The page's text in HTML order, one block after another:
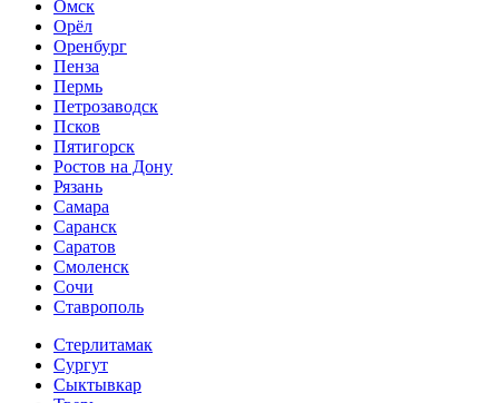
Омск
Орёл
Оренбург
Пенза
Пермь
Петрозаводск
Псков
Пятигорск
Ростов на Дону
Рязань
Самара
Саранск
Саратов
Смоленск
Сочи
Ставрополь
Стерлитамак
Сургут
Сыктывкар